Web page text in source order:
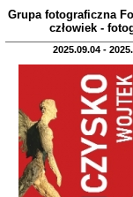
Grupa fotograficzna
człowiek -
2025.09.04 -